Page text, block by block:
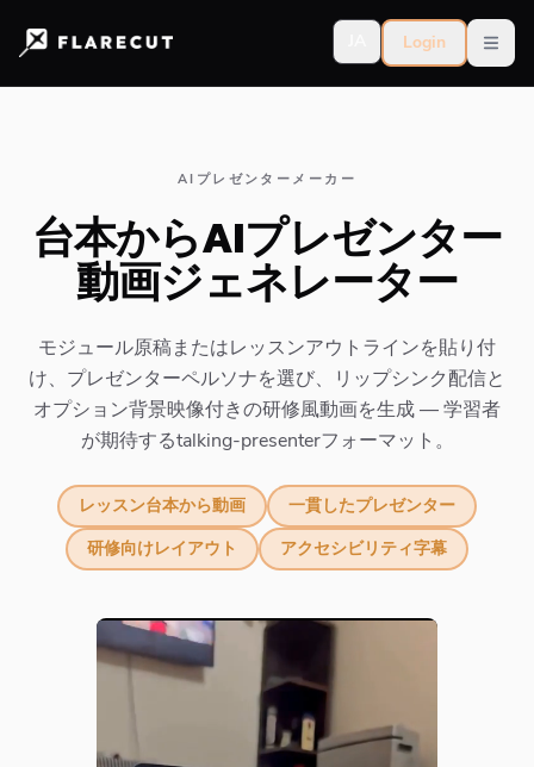
Login
AIプレゼンターメーカー
台本からAIプレゼンター
動画ジェネレーター
モジュール原稿またはレッスンアウトラインを貼り付
け、プレゼンターペルソナを選び、リップシンク配信と
オプション背景映像付きの研修風動画を生成 — 学習者
が期待するtalking-presenterフォーマット。
レッスン台本から動画
一貫したプレゼンター
研修向けレイアウト
アクセシビリティ字幕